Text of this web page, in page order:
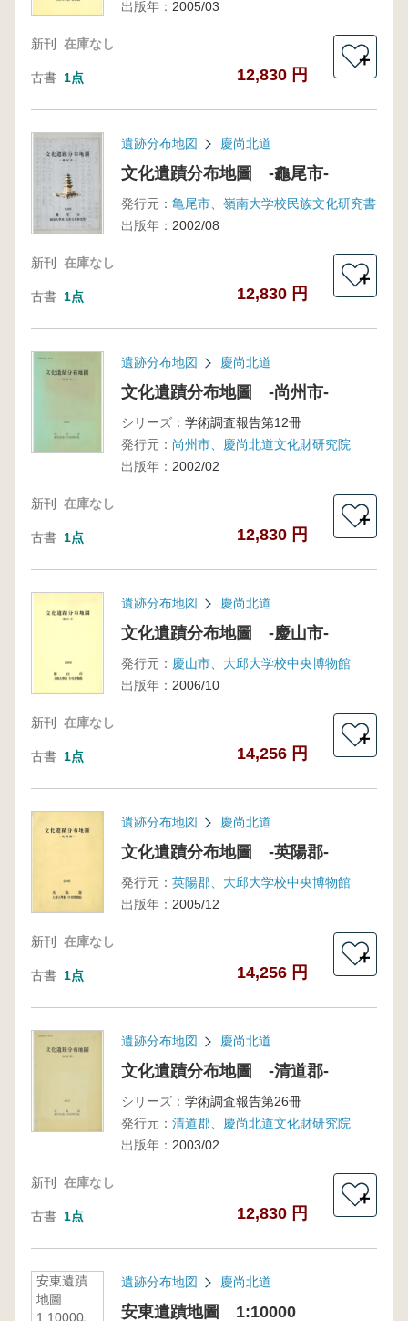
出版年： 2005/03
新刊 在庫なし
古書 1点 12,830 円
＋
遺跡分布地図 慶尚北道
文化遺蹟分布地圖 -龜尾市-
発行元： 亀尾市、嶺南大学校民族文化研究書
出版年： 2002/08
新刊 在庫なし
古書 1点 12,830 円
＋
遺跡分布地図 慶尚北道
文化遺蹟分布地圖 -尚州市-
シリーズ： 学術調査報告第12冊
発行元： 尚州市、慶尚北道文化財研究院
出版年： 2002/02
新刊 在庫なし
古書 1点 12,830 円
＋
遺跡分布地図 慶尚北道
文化遺蹟分布地圖 -慶山市-
発行元： 慶山市、大邱大学校中央博物館
出版年： 2006/10
新刊 在庫なし
古書 1点 14,256 円
＋
遺跡分布地図 慶尚北道
文化遺蹟分布地圖 -英陽郡-
発行元： 英陽郡、大邱大学校中央博物館
出版年： 2005/12
新刊 在庫なし
古書 1点 14,256 円
＋
遺跡分布地図 慶尚北道
文化遺蹟分布地圖 -清道郡-
シリーズ： 学術調査報告第26冊
発行元： 清道郡、慶尚北道文化財研究院
出版年： 2003/02
新刊 在庫なし
古書 1点 12,830 円
＋
安東遺蹟
地圖
1:10000
遺跡分布地図 慶尚北道
安東遺蹟地圖 1:10000